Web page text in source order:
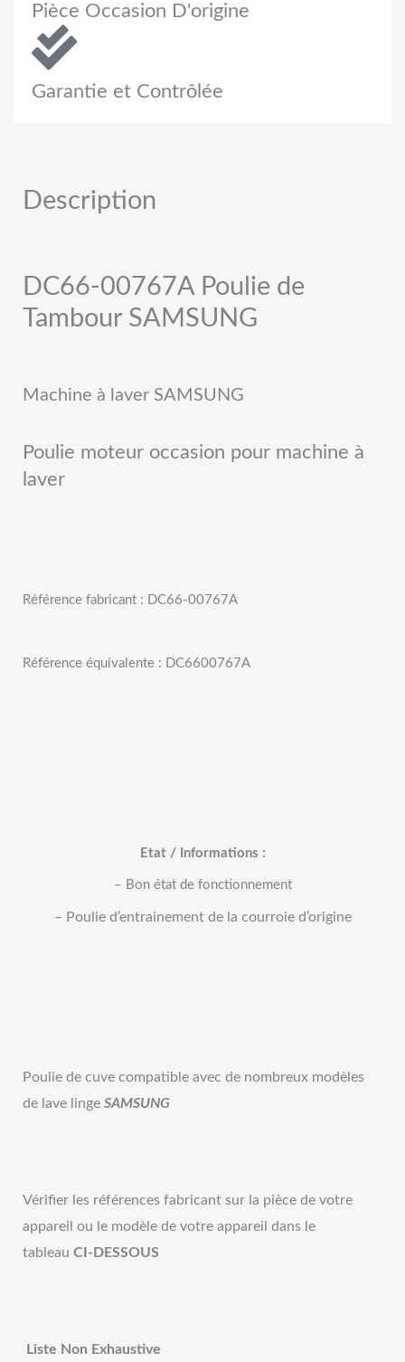
Pièce Occasion D'origine
Garantie et Contrôlée
Description
DC66-00767A Poulie de
Tambour SAMSUNG
Machine à laver SAMSUNG
Poulie moteur occasion pour machine à
laver
Référence fabricant : DC66-00767A
Référence équivalente : DC6600767A
Etat / Informations :
– Bon état de fonctionnement
– Poulie d’entrainement de la courroied’origine
Poulie de cuve compatible avec de nombreux modèles
de lave linge SAMSUNG
Vérifier les références fabricant sur la pièce de votre
appareil ou le modèle de votre appareil dans le
tableau CI-DESSOUS
Liste Non Exhaustive